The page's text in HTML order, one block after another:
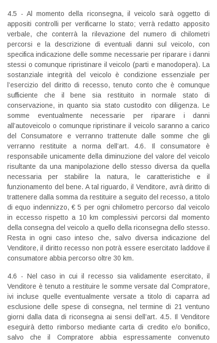
4.5 - Al momento della riconsegna, il veicolo sarà oggetto di
appositi controlli per verificarne lo stato; verrà redatto apposito
verbale, che conterrà la rilevazione del numero di chilometri
percorsi e la descrizione di eventuali danni sul veicolo, con
specifica indicazione delle somme necessarie per riparare i danni
stessi o comunque ripristinare il veicolo (parti e manodopera). La
sostanziale integrità del veicolo è condizione essenziale per
l’esercizio del diritto di recesso, tenuto conto che è comunque
sufficiente che il bene sia restituito in normale stato di
conservazione, in quanto sia stato custodito con diligenza. Le
somme eventualmente necessarie per riparare i danni
all’autoveicolo o comunque ripristinare il veicolo saranno a carico
del Consumatore e verranno trattenute dalle somme che gli
verranno restituite a norma dell’art. 4.6. Il consumatore è
responsabile unicamente della diminuzione del valore del veicolo
risultante da una manipolazione dello stesso diversa da quella
necessaria per stabilire la natura, le caratteristiche e il
funzionamento del bene. A tal riguardo, il Venditore, avrà diritto di
trattenere dalla somma da restituire a seguito del recesso, a titolo
di equo indennizzo, € 5 per ogni chilometro percorso dal veicolo
in eccesso rispetto a 10 km complessivi percorsi dal momento
della consegna del veicolo a quello della riconsegna dello stesso.
Resta in ogni caso inteso che, salvo diversa indicazione del
Venditore, il diritto recesso non potrà essere esercitato laddove il
consumatore abbia percorso oltre 30 km.
4.6 - Nel caso in cui il recesso sia validamente esercitato, il
Venditore è tenuto a restituire le somme versate dal Compratore,
ivi incluse quelle eventualmente versate a titolo di caparra ad
esclusione delle spese di consegna, nel termine di 21 ventuno
giorni dalla data di riconsegna ai sensi dell’art. 4.5. Il Venditore
eseguirà detto rimborso mediante carta di credito e/o bonifico,
salvo che il Compratore abbia espressamente convenuto